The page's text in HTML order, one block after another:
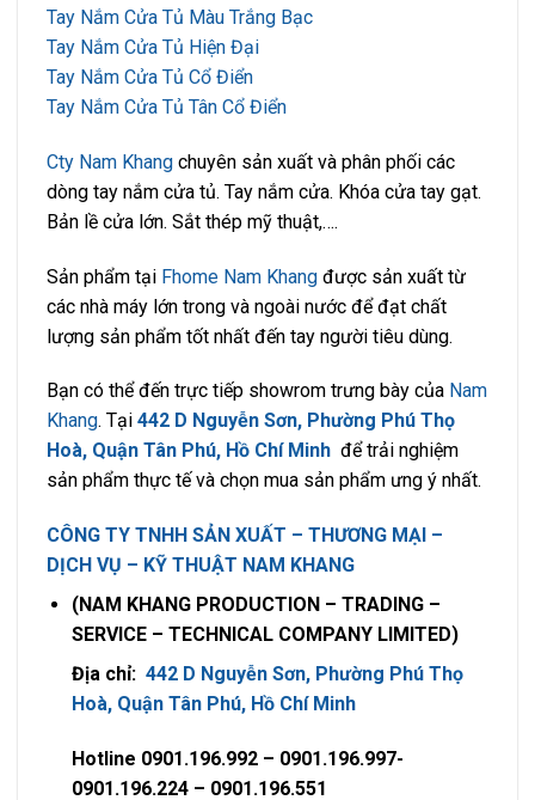
Tay Nắm Cửa Tủ Màu Trắng Bạc
Tay Nắm Cửa Tủ Hiện Đại
Tay Nắm Cửa Tủ Cổ Điển
Tay Nắm Cửa Tủ Tân Cổ Điển
Cty Nam Khang chuyên sản xuất và phân phối các
dòng tay nắm cửa tủ. Tay nắm cửa. Khóa cửa tay gạt.
Bản lề cửa lớn. Sắt thép mỹ thuật,….
Sản phẩm tại Fhome Nam Khang được sản xuất từ
các nhà máy lớn trong và ngoài nước để đạt chất
lượng sản phẩm tốt nhất đến tay người tiêu dùng.
Bạn có thể đến trực tiếp showrom trưng bày của Nam
Khang. Tại 442 D Nguyễn Sơn, Phường Phú Thọ
Hoà, Quận Tân Phú, Hồ Chí Minh để trải nghiệm
sản phẩm thực tế và chọn mua sản phẩm ưng ý nhất.
CÔNG TY TNHH SẢN XUẤT – THƯƠNG MẠI –
DỊCH VỤ – KỸ THUẬT NAM KHANG
(NAM KHANG PRODUCTION – TRADING –
SERVICE – TECHNICAL COMPANY LIMITED)
Địa chỉ: 442 D Nguyễn Sơn, Phường Phú Thọ
Hoà, Quận Tân Phú, Hồ Chí Minh
Hotline 0901.196.992 – 0901.196.997-
0901.196.224 – 0901.196.551